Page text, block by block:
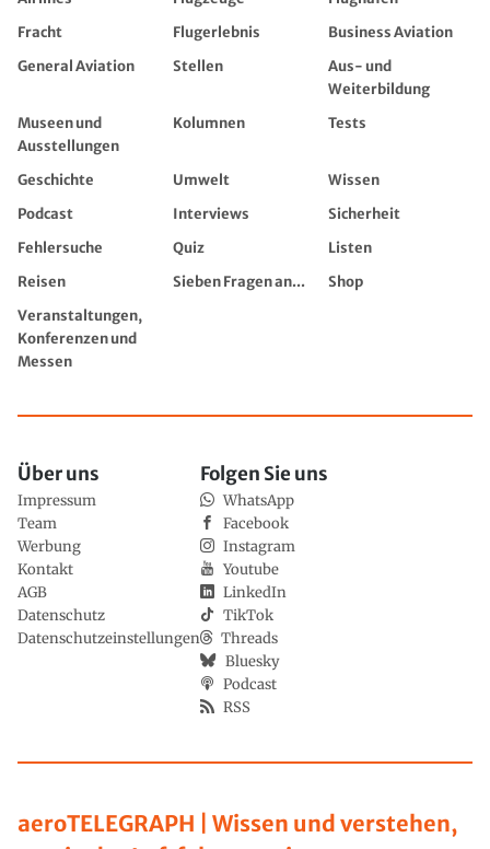
Fracht
Flugerlebnis
Business Aviation
General Aviation
Stellen
Aus- und
Weiterbildung
Museen und
Ausstellungen
Kolumnen Tests
Geschichte Umwelt
Wissen
Podcast
Interviews
Sicherheit
Fehlersuche
Quiz
Listen
Reisen
Sieben Fragen an...
Shop
Veranstaltungen,
Konferenzen und
Messen
aeroTELEGRAPH | Wissen und verstehen,
Über uns
Impressum
Team
Werbung
Kontakt
AGB
Datenschutz
Datenschutzeinstellungen
Folgen Sie uns
WhatsApp
Facebook
Instagram
Youtube
LinkedIn
TikTok
Threads
Bluesky
Podcast
RSS